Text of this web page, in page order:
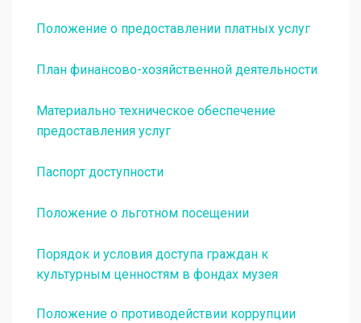
Положение о предоставлении платных услуг
План финансово-хозяйственной деятельности
Материально техническое обеспечение
предоставления услуг
Паспорт доступности
Положение о льготном посещении
Порядок и условия доступа граждан к
культурным ценностям в фондах музея
Положение о противодействии коррупции